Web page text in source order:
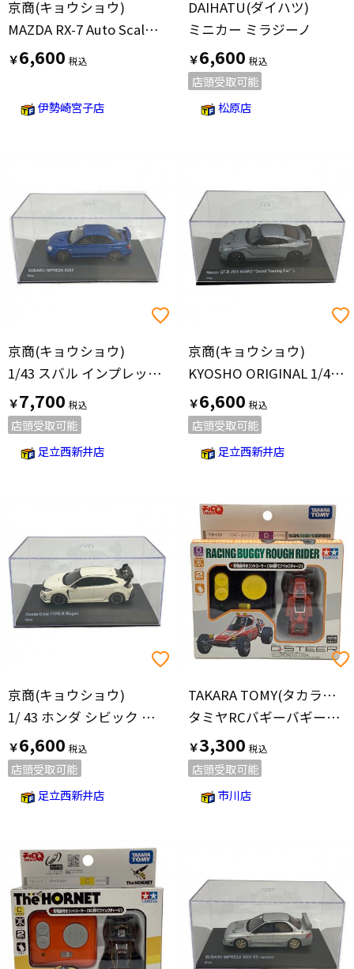
京商(キョウショウ)
MAZDA RX-7 Auto Scale モデルカー 頭文字D 高橋涼介
￥6,600
伊勢崎宮子店
DAIHATU(ダイハツ)
ミニカー ミラジーノ
￥6,600
店頭受取可能
松原店
京商(キョウショウ)
1/43 スバル インプレッサ S203 (ブルー) [No.KSR43115BL] モデルカー
￥7,700
店頭受取可能
足立西新井店
京商(キョウショウ)
KYOSHO ORIGINAL 1/43 日産 GT-R R35 ニスモ グランドツーリングカー (グレー) [No.KSR43110GR] モデルカー
￥6,600
店頭受取可能
足立西新井店
京商(キョウショウ)
1/ 43 ホンダ シビック タイプR 無限 (ホワイト)(KSR43123W)ミニカー モデルカー
￥6,600
店頭受取可能
足立西新井店
TAKARA TOMY(タカラトミー)
タミヤRCバギーバギーチャンプ ラジコン TS-08 Q-STEER
￥3,300
店頭受取可能
市川店